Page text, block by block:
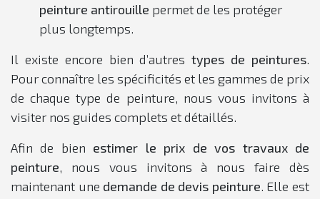
peinture antirouille permet de les protéger
plus longtemps.
Il existe encore bien d’autrestypes de peintures.
Pour connaître les spécificités et les gammes de prix
de chaque type de peinture, nous vous invitons à
visiter nos guides complets et détaillés.
Afin de bien estimer le prix de vos travaux de
peinture, nous vous invitons à nous faire dès
maintenant une demande de devis peinture. Elle est